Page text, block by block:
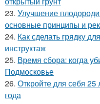
23. Улучшение
основные принципы и
24. Как сделать грядку
инструктаж
25. Время сбора: когда
Подмосковье
26. Откройте для себя 25
года